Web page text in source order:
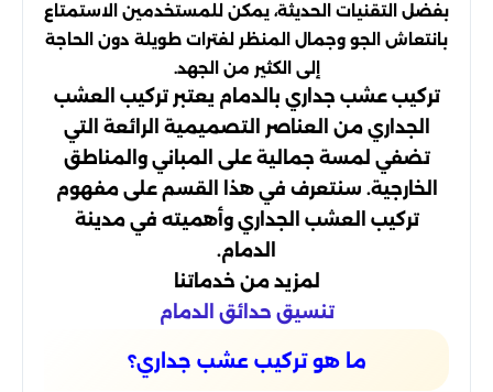
بفضل التقنيات الحديثة، يمكن للمستخدمين الاستمتاع
بانتعاش الجو وجمال المنظر لفترات طويلة دون الحاجة
إلى الكثير من الجهد.
تركيب عشب جداري بالدمام يعتبر تركيب العشب
الجداري من العناصر التصميمية الرائعة التي
تضفي لمسة جمالية على المباني والمناطق
الخارجية. سنتعرف في هذا القسم على مفهوم
تركيب العشب الجداري وأهميته في مدينة
الدمام.
لمزيد من خدماتنا
تنسيق حدائق الدمام
ما هو تركيب عشب جداري؟